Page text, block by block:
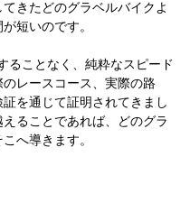
きたどのグラベルバイクよ
短いのです。
ることなく、純粋なスピード
レースコース、実際の路
を通じて証明されてきまし
ることであれば、どのグラ
へ導きます。